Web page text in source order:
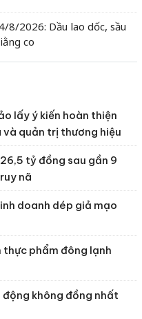
8/2026: Dầu lao dốc, sầu
co
lấy ý kiến hoàn thiện
quản trị thương hiệu
tỷ đồng sau gần 9
nã
doanh dép giả mạo
thực phẩm đông lạnh
động không đồng nhất